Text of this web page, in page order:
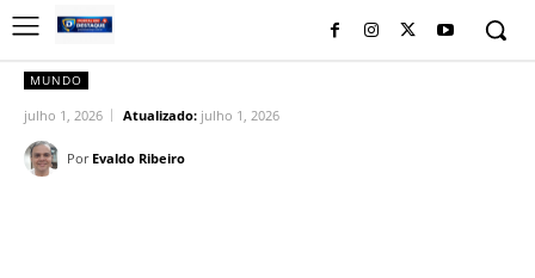
MUNDO
julho 1, 2026 Atualizado: julho 1, 2026
Por Evaldo Ribeiro